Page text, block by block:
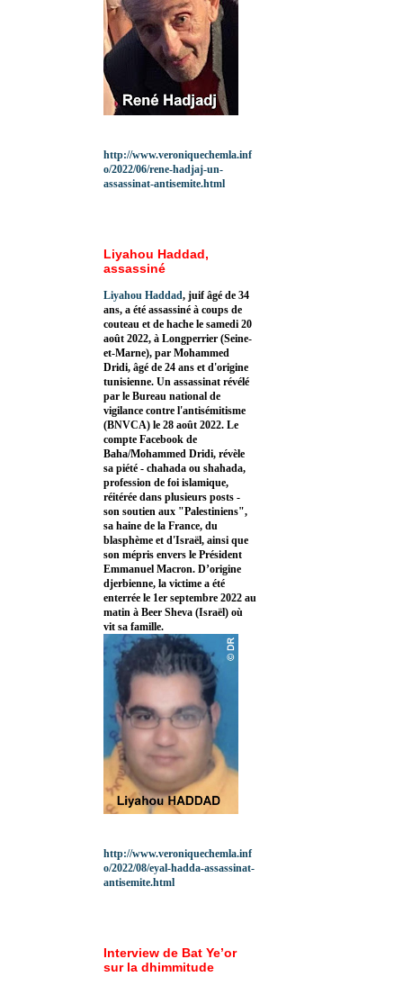
http://www.veroniquechemla.inf
o/2022/06/rene-hadjaj-un-
assassinat-antisemite.html
Liyahou Haddad,
assassiné
Liyahou Haddad, juif âgé de 34
ans, a été assassiné à coups de
couteau et de hache le samedi 20
août 2022, à Longperrier (Seine-
et-Marne), par Mohammed
Dridi, âgé de 24 ans et d'origine
tunisienne. Un assassinat révélé
par le Bureau national de
vigilance contre l'antisémitisme
(BNVCA) le 28 août 2022. Le
compte Facebook de
Baha/Mohammed Dridi, révèle
sa piété - chahada ou shahada,
profession de foi islamique,
réitérée dans plusieurs posts -
son soutien aux "Palestiniens",
sa haine de la France, du
blasphème et d'Israël, ainsi que
son mépris envers le Président
Emmanuel Macron. D’origine
djerbienne, la victime a été
enterrée le 1er septembre 2022 au
matin à Beer Sheva (Israël) où
vit sa famille.
http://www.veroniquechemla.inf
o/2022/08/eyal-hadda-assassinat-
antisemite.html
Interview de Bat Ye’or
sur la dhimmitude